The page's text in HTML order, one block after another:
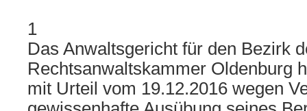
1
Das Anwaltsgericht für den Bezirk
Rechtsanwaltskammer Oldenburg
mit Urteil vom 19.12.2016 wegen